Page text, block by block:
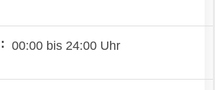
00:00 bis 24:00 Uhr